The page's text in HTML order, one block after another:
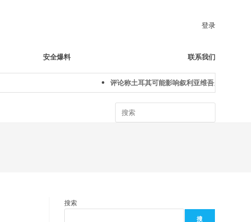
登录
安全爆料 联系我们
评论称土耳其可能影响叙利亚维吾尔人下一代
Search
搜索
搜